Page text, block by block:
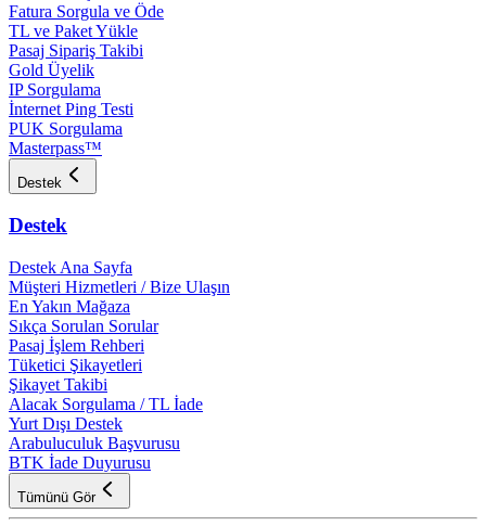
Fatura Sorgula ve Öde
TL ve Paket Yükle
Pasaj Sipariş Takibi
Gold Üyelik
IP Sorgulama
İnternet Ping Testi
PUK Sorgulama
Masterpass™
Destek
Destek
Destek Ana Sayfa
Müşteri Hizmetleri / Bize Ulaşın
En Yakın Mağaza
Sıkça Sorulan Sorular
Pasaj İşlem Rehberi
Tüketici Şikayetleri
Şikayet Takibi
Alacak Sorgulama / TL İade
Yurt Dışı Destek
Arabuluculuk Başvurusu
BTK İade Duyurusu
Tümünü Gör